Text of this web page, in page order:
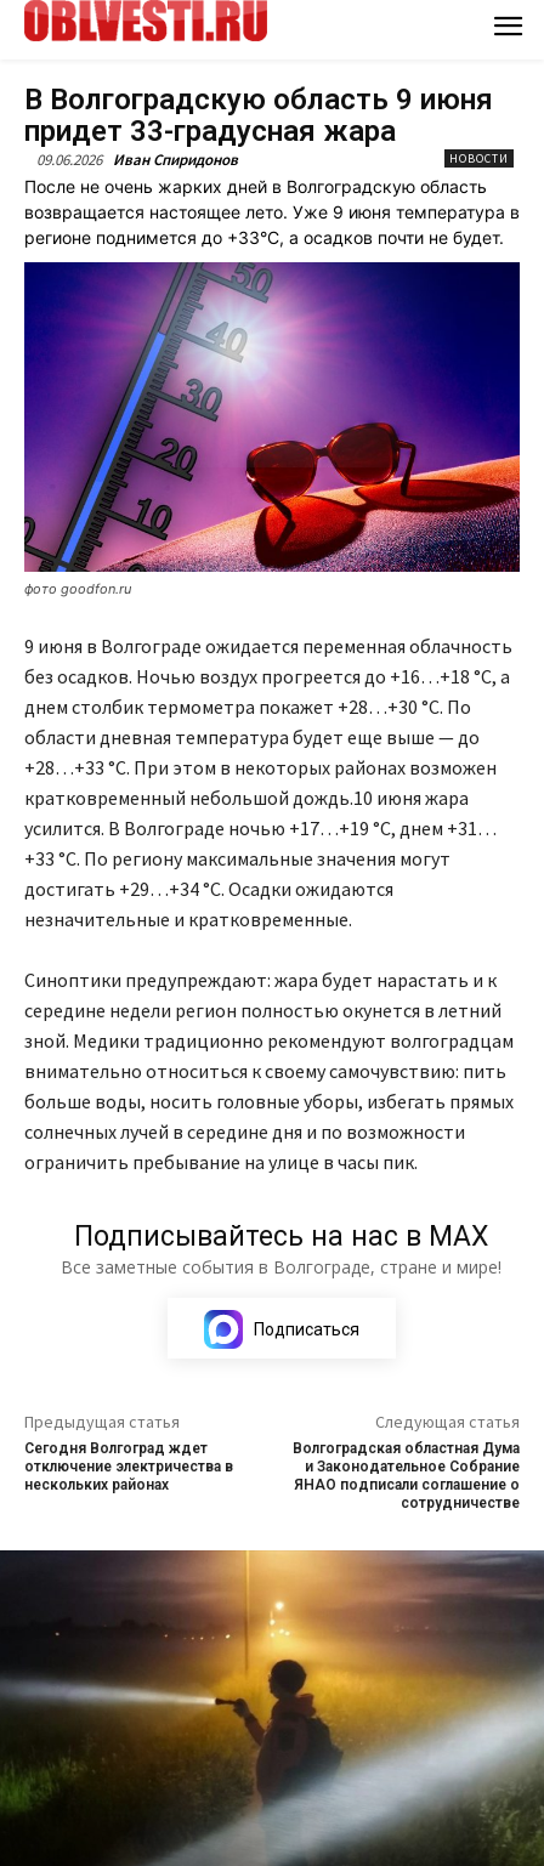
В Волгоградскую область 9 июня
придет 33-градусная жара
09.06.2026 Иван Спиридонов НОВОСТИ
После не очень жарких дней в Волгоградскую область
возвращается настоящее лето. Уже 9 июня температура в
регионе поднимется до +33°C, а осадков почти не будет.
фото goodfon.ru
9 июня в Волгограде ожидается переменная облачность
без осадков. Ночью воздух прогреется до +16…+18 °C, а
днем столбик термометра покажет +28…+30 °C. По
области дневная температура будет еще выше — до
+28…+33 °C. При этом в некоторых районах возможен
кратковременный небольшой дождь.10 июня жара
усилится. В Волгограде ночью +17…+19 °C, днем +31…
+33 °C. По региону максимальные значения могут
достигать +29…+34 °C. Осадки ожидаются
незначительные и кратковременные.
Синоптики предупреждают: жара будет нарастать и к
середине недели регион полностью окунется в летний
зной. Медики традиционно рекомендуют волгоградцам
внимательно относиться к своему самочувствию: пить
больше воды, носить головные уборы, избегать прямых
солнечных лучей в середине дня и по возможности
ограничить пребывание на улице в часы пик.
Подписывайтесь на нас в МАХ
Все заметные события в Волгограде, стране и мире!
Подписаться
Предыдущая статья
Сегодня Волгоград ждет
отключение электричества в
нескольких районах
Следующая статья
Волгоградская областная Дума
и Законодательное Собрание
ЯНАО подписали соглашение о
сотрудничестве